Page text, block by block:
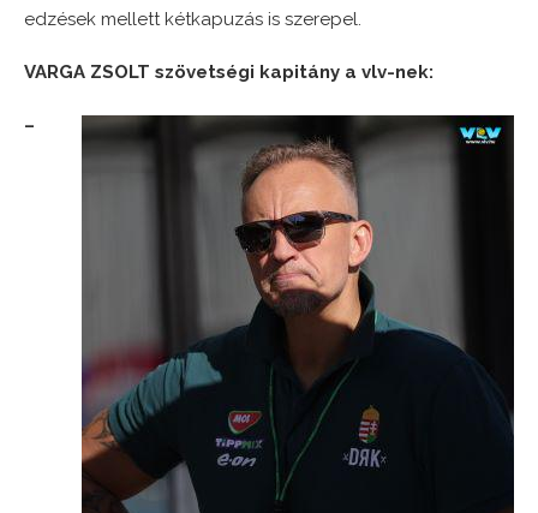
edzések mellett kétkapuzás is szerepel.
VARGA ZSOLT szövetségi kapitány a vlv-nek:
–